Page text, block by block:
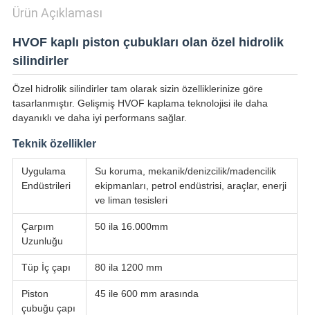
Ürün Açıklaması
HVOF kaplı piston çubukları olan özel hidrolik
silindirler
Özel hidrolik silindirler tam olarak sizin özelliklerinize göre
tasarlanmıştır. Gelişmiş HVOF kaplama teknolojisi ile daha
dayanıklı ve daha iyi performans sağlar.
Teknik özellikler
Uygulama
Endüstrileri
Su koruma, mekanik/denizcilik/madencilik
ekipmanları, petrol endüstrisi, araçlar, enerji
ve liman tesisleri
Çarpım
Uzunluğu
50 ila 16.000mm
Tüp İç çapı 80 ila 1200 mm
Piston
çubuğu çapı
45 ile 600 mm arasında